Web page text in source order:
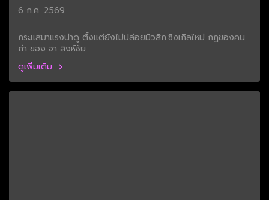
6 ก.ค. 2569
กระแสมาแรงน่าดู ตั้งแต่ยังไม่ปล่อยมิวสิก.ซิงเกิลใหม่ กฎของคน
ถ่า ของ จา สิงห์ชัย
ดูเพิ่มเติม